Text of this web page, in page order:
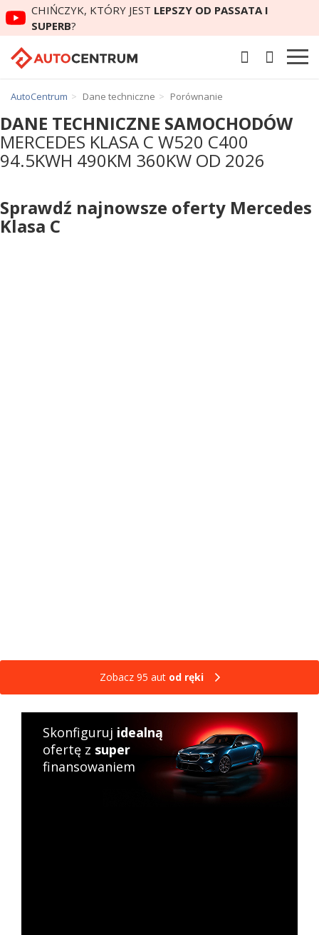
CHIŃCZYK, KTÓRY JEST LEPSZY OD PASSATA I
SUPERB?
AutoCentrum Dane techniczne Porównanie
DANE TECHNICZNE SAMOCHODÓW
MERCEDES KLASA C W520 C400
94.5KWH 490KM 360KW OD 2026
Sprawdź najnowsze oferty Mercedes
Klasa C
Zobacz 95 aut od ręki
Skonfiguruj idealną
ofertę z super
finansowaniem